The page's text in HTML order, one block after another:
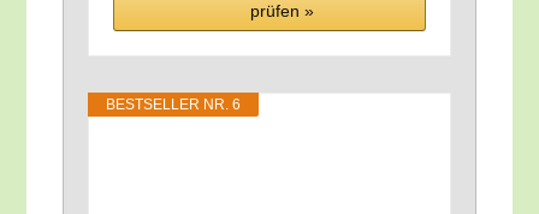
prü­fen »
BEST­SEL­LER NR. 6